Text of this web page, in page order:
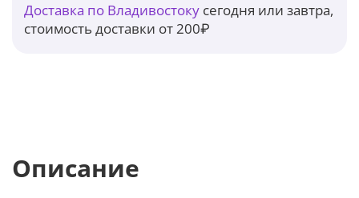
Доставка по Владивостоку сегодня или завтра,
стоимость доставки от 200₽
Описание